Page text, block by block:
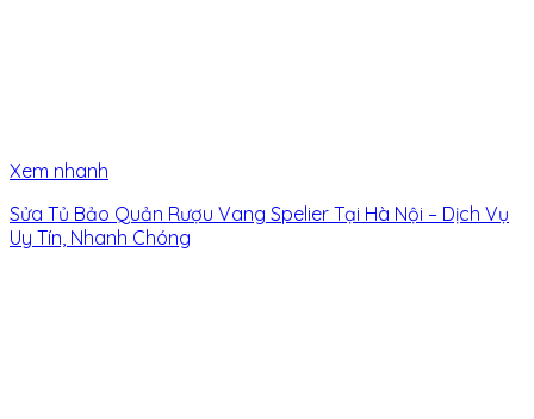
Xem nhanh
Sửa Tủ Bảo Quản Rượu Vang Spelier Tại Hà Nội – Dịch Vụ
Uy Tín, Nhanh Chóng